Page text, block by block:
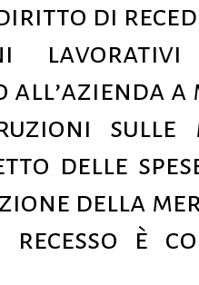
di
lavorativi
all’azienda
delle
della
è